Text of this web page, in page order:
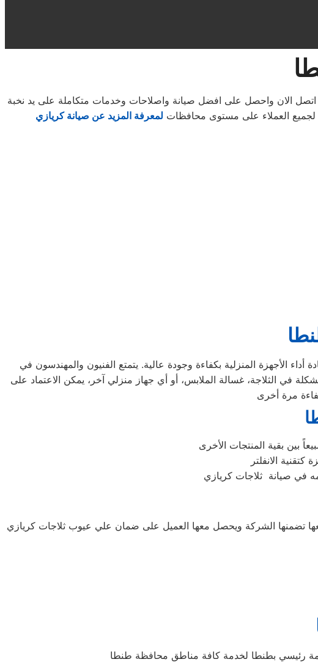
الان واحصل على افضل صيانة واصلاحات وخدمات متكاملة على يد نخبة
لجميع العملاء على مستوى محافظات لمعرفة المزيد عن صيانة كريازي
الأجهزة المنزلية بكفاءة وجودة عالية. يتمتع الفنيون والمهندسون في
في الثلاجة، غسالة الملابس، أو أي جهاز منزلي آخر، يمكن الاعتماد على
في صيانة ثلاجات كريازي
تضمنها الشركة ويحصل معها العميل على ضمان علي عيوب ثلاجات كريازي
رئيسي بطنطا لخدمة كافة مناطق محافظة طنطا